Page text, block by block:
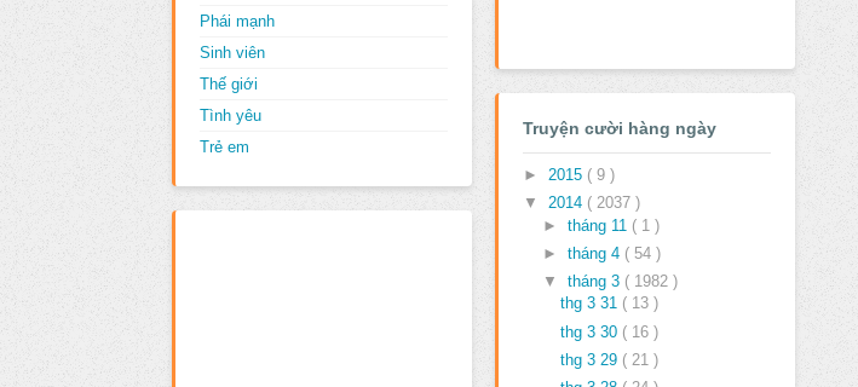
Phái mạnh
Sinh viên
Thế giới
Tình yêu
Trẻ em
Truyện cười hàng ngày
► 2015 ( 9 )
▼ 2014 ( 2037 )
► tháng 11 ( 1 )
► tháng 4 ( 54 )
▼ tháng 3 ( 1982 )
thg 3 31 ( 13 )
thg 3 30 ( 16 )
thg 3 29 ( 21 )